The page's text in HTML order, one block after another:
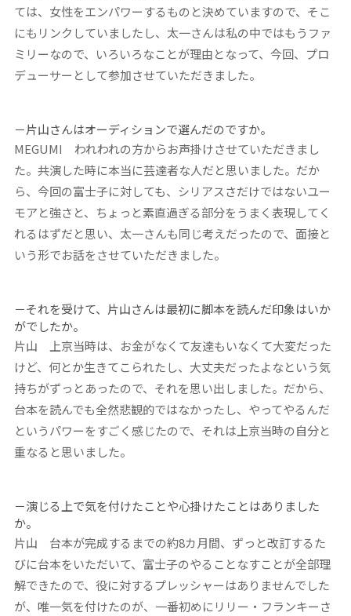
ては、女性をエンパワーするものと決めていますので、そこ
にもリンクしていましたし、太一さんは私の中ではもうファ
ミリーなので、いろいろなことが理由となって、今回、プロ
デューサーとして参加させていただきました。
－片山さんはオーディションで選んだのですか。
MEGUMI われわれの方からお声掛けさせていただきまし
た。共演した時に本当に芸達者な人だと思いました。だか
ら、今回の富士子に対しても、シリアスさだけではないユー
モアと強さと、ちょっと素直過ぎる部分をうまく表現してく
れるはずだと思い、太一さんも同じ考えだったので、面接と
いう形でお話をさせていただきました。
－それを受けて、片山さんは最初に脚本を読んだ印象はいか
がでしたか。
片山 上京当時は、お金がなくて友達もいなくて大変だった
けど、何とか生きてこられたし、大丈夫だったよなという気
持ちがずっとあったので、それを思い出しました。だから、
台本を読んでも全然悲観的ではなかったし、やってやるんだ
というパワーをすごく感じたので、それは上京当時の自分と
重なると思いました。
－演じる上で気を付けたことや心掛けたことはありました
か。
片山 台本が完成するまでの約8カ月間、ずっと改訂するた
びに台本をいただいて、富士子のやることなすことが全部理
解できたので、役に対するプレッシャーはありませんでした
が、唯一気を付けたのが、一番初めにリリー・フランキーさ